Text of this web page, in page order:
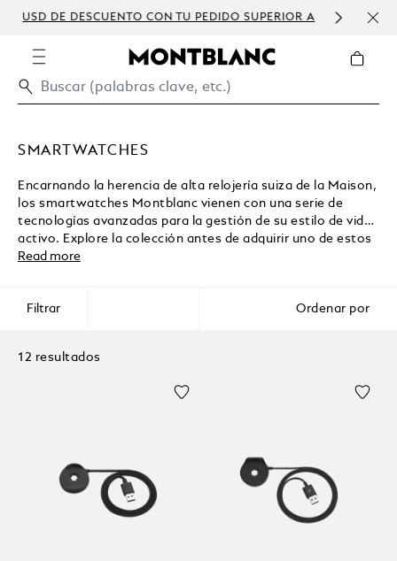
USD DE DESCUENTO CON TU PEDIDO SUPERIOR A
SMARTWATCHES
Encarnando la herencia de alta relojería suiza de la Maison,
los smartwatches Montblanc vienen con una serie de
tecnologías avanzadas para la gestión de su estilo de vida
activo. Explore la colección antes de adquirir uno de estos
accesorios de lujo en la boutique electrónica Montblanc.
Read more
Filtrar Ordenar por
12 resultados